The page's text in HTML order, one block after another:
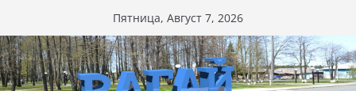
к
содержимому
Пятница, Август 7, 2026